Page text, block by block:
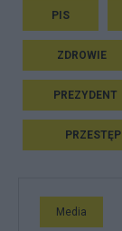
PIS
ZDROWIE
PREZYDENT
Media